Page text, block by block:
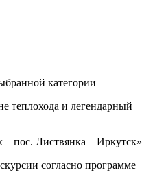
категории
теплохода и легендарный
– пос. Листвянка – Иркутск»
согласно программе